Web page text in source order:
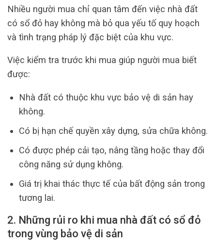
Nhiều người mua chỉ quan tâm đến việc nhà đất
có sổ đỏ hay không mà bỏ qua yếu tố quy hoạch
và tình trạng pháp lý đặc biệt của khu vực.
Việc kiểm tra trước khi mua giúp người mua biết
được:
Nhà đất có thuộc khu vực bảo vệ di sản hay
không.
Có bị hạn chế quyền xây dựng, sửa chữa không.
Có được phép cải tạo, nâng tầng hoặc thay đổi
công năng sử dụng không.
Giá trị khai thác thực tế của bất động sản trong
tương lai.
2. Những rủi ro khi mua nhà đất có sổ đỏ
trong vùng bảo vệ di sản